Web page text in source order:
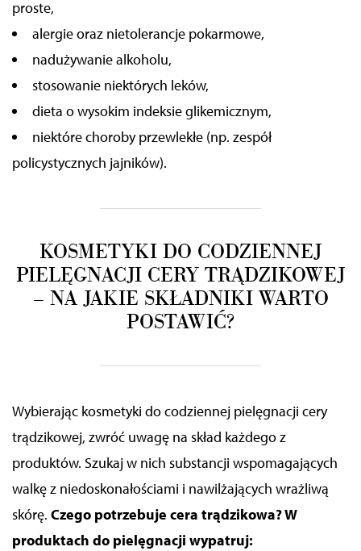
proste,
alergie oraz nietolerancje pokarmowe,
nadużywanie alkoholu,
stosowanie niektórych leków,
dieta o wysokim indeksie glikemicznym,
niektóre choroby przewlekłe (np. zespół
policystycznych jajników).
KOSMETYKI DO CODZIENNEJ
PIELĘGNACJI CERY TRĄDZIKOWEJ
– NA JAKIE SKŁADNIKI WARTO
POSTAWIĆ?
Wybierając kosmetyki do codziennej pielęgnacji cery
trądzikowej, zwróć uwagę na skład każdego z
produktów. Szukaj w nich substancji wspomagających
walkę z niedoskonałościami i nawilżających wrażliwą
skórę. Czego potrzebuje cera trądzikowa? W
produktach do pielęgnacji wypatruj: